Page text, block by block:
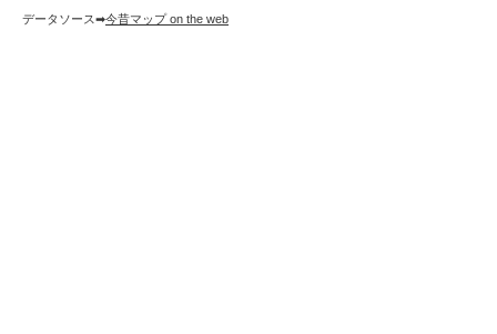
データソース➡︎今昔マップ on the web